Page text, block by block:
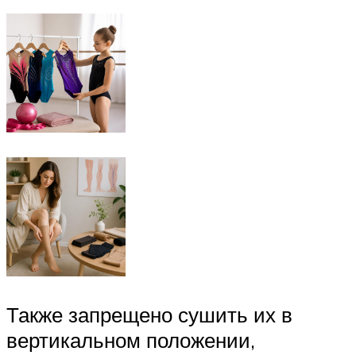
Также запрещено сушить их в
вертикальном положении,